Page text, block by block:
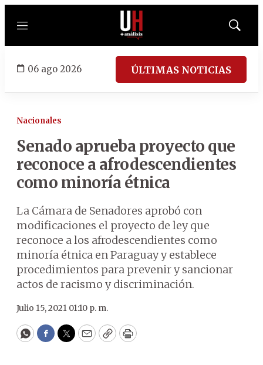
Menú
Mostrar
06 ago 2026 ÚLTIMAS NOTICIAS
Nacionales
Senado aprueba proyecto que
reconoce a afrodescendientes
como minoría étnica
La Cámara de Senadores aprobó con
modificaciones el proyecto de ley que
reconoce a los afrodescendientes como
minoría étnica en Paraguay y establece
procedimientos para prevenir y sancionar
actos de racismo y discriminación.
Julio 15, 2021 01:10 p. m.
WhatsApp
Facebook
Twitter
EmailCopyPrint